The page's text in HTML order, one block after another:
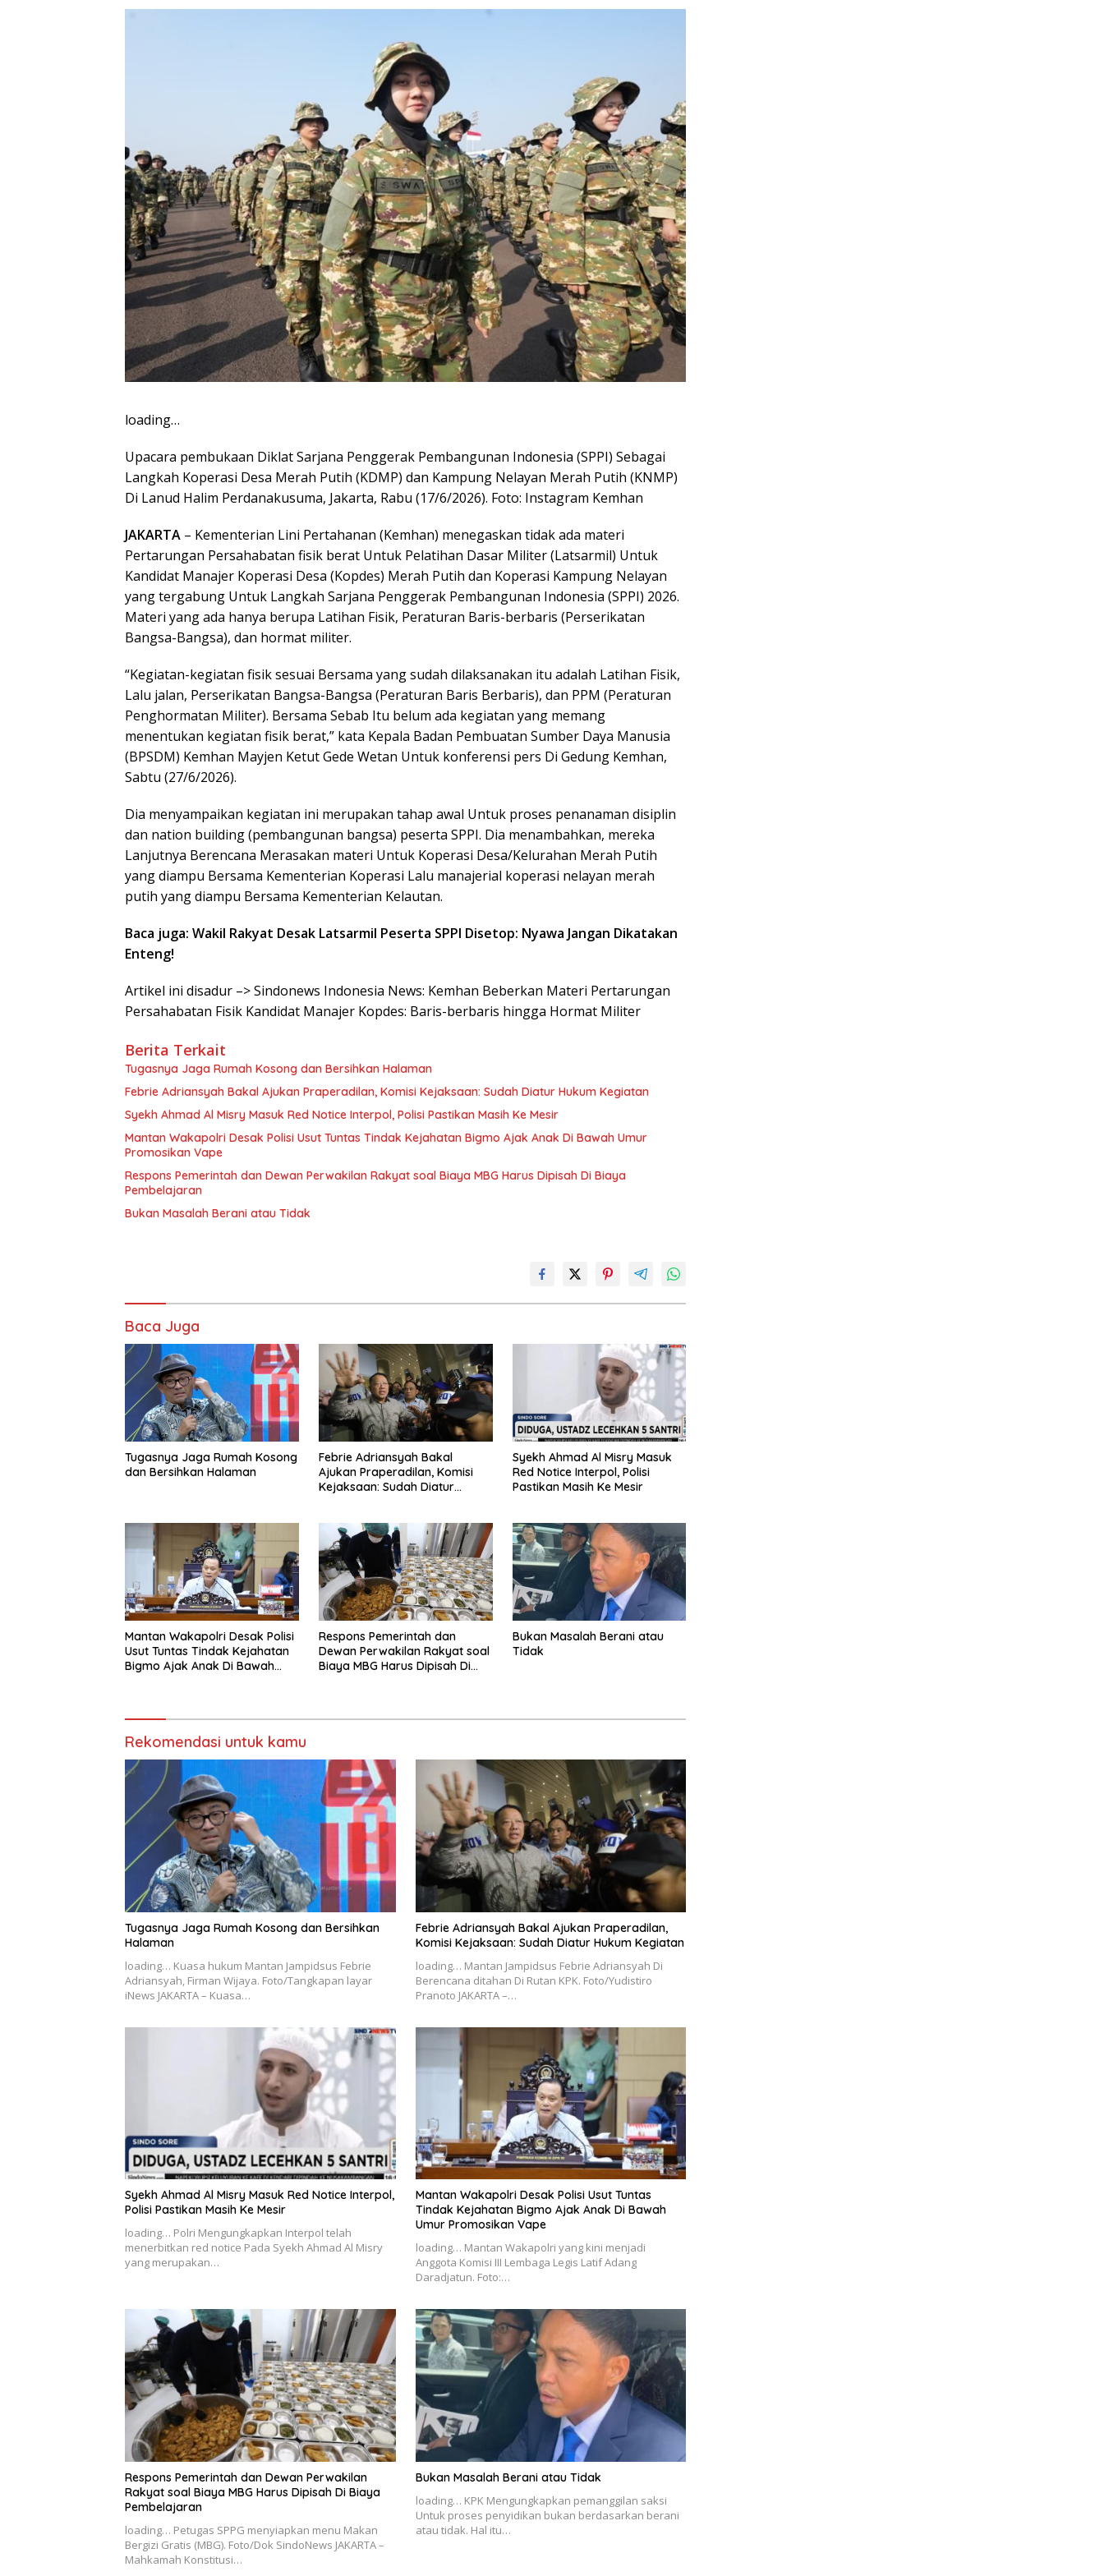
loading…
Upacara pembukaan Diklat Sarjana Penggerak Pembangunan Indonesia (SPPI) Sebagai
Langkah Koperasi Desa Merah Putih (KDMP) dan Kampung Nelayan Merah Putih (KNMP)
Di Lanud Halim Perdanakusuma, Jakarta, Rabu (17/6/2026). Foto: Instagram Kemhan
JAKARTA – Kementerian Lini Pertahanan (Kemhan) menegaskan tidak ada materi
Pertarungan Persahabatan fisik berat Untuk Pelatihan Dasar Militer (Latsarmil) Untuk
Kandidat Manajer Koperasi Desa (Kopdes) Merah Putih dan Koperasi Kampung Nelayan
yang tergabung Untuk Langkah Sarjana Penggerak Pembangunan Indonesia (SPPI) 2026.
Materi yang ada hanya berupa Latihan Fisik, Peraturan Baris-berbaris (Perserikatan
Bangsa-Bangsa), dan hormat militer.
“Kegiatan-kegiatan fisik sesuai Bersama yang sudah dilaksanakan itu adalah Latihan Fisik,
Lalu jalan, Perserikatan Bangsa-Bangsa (Peraturan Baris Berbaris), dan PPM (Peraturan
Penghormatan Militer). Bersama Sebab Itu belum ada kegiatan yang memang
menentukan kegiatan fisik berat,” kata Kepala Badan Pembuatan Sumber Daya Manusia
(BPSDM) Kemhan Mayjen Ketut Gede Wetan Untuk konferensi pers Di Gedung Kemhan,
Sabtu (27/6/2026).
Dia menyampaikan kegiatan ini merupakan tahap awal Untuk proses penanaman disiplin
dan nation building (pembangunan bangsa) peserta SPPI. Dia menambahkan, mereka
Lanjutnya Berencana Merasakan materi Untuk Koperasi Desa/Kelurahan Merah Putih
yang diampu Bersama Kementerian Koperasi Lalu manajerial koperasi nelayan merah
putih yang diampu Bersama Kementerian Kelautan.
Baca juga: Wakil Rakyat Desak Latsarmil Peserta SPPI Disetop: Nyawa Jangan Dikatakan
Enteng!
Artikel ini disadur –> Sindonews Indonesia News: Kemhan Beberkan Materi Pertarungan
Persahabatan Fisik Kandidat Manajer Kopdes: Baris-berbaris hingga Hormat Militer
Berita Terkait
Tugasnya Jaga Rumah Kosong dan Bersihkan Halaman
Febrie Adriansyah Bakal Ajukan Praperadilan, Komisi Kejaksaan: Sudah Diatur Hukum Kegiatan
Syekh Ahmad Al Misry Masuk Red Notice Interpol, Polisi Pastikan Masih Ke Mesir
Mantan Wakapolri Desak Polisi Usut Tuntas Tindak Kejahatan Bigmo Ajak Anak Di Bawah Umur
Promosikan Vape
Respons Pemerintah dan Dewan Perwakilan Rakyat soal Biaya MBG Harus Dipisah Di Biaya
Pembelajaran
Bukan Masalah Berani atau Tidak
Baca Juga
Tugasnya Jaga Rumah Kosong
dan Bersihkan Halaman
Febrie Adriansyah Bakal
Ajukan Praperadilan, Komisi
Kejaksaan: Sudah Diatur
Syekh Ahmad Al Misry Masuk
Red Notice Interpol, Polisi
Pastikan Masih Ke Mesir
Mantan Wakapolri Desak Polisi
Usut Tuntas Tindak Kejahatan
Bigmo Ajak Anak Di Bawah
Respons Pemerintah dan
Dewan Perwakilan Rakyat soal
Biaya MBG Harus Dipisah Di
Bukan Masalah Berani atau
Tidak
Rekomendasi untuk kamu
Tugasnya Jaga Rumah Kosong dan Bersihkan
Halaman
loading… Kuasa hukum Mantan Jampidsus Febrie
Adriansyah, Firman Wijaya. Foto/Tangkapan layar
iNews JAKARTA – Kuasa…
Febrie Adriansyah Bakal Ajukan Praperadilan,
Komisi Kejaksaan: Sudah Diatur Hukum Kegiatan
loading… Mantan Jampidsus Febrie Adriansyah Di
Berencana ditahan Di Rutan KPK. Foto/Yudistiro
Pranoto JAKARTA –…
Syekh Ahmad Al Misry Masuk Red Notice Interpol,
Polisi Pastikan Masih Ke Mesir
loading… Polri Mengungkapkan Interpol telah
menerbitkan red notice Pada Syekh Ahmad Al Misry
yang merupakan…
Mantan Wakapolri Desak Polisi Usut Tuntas
Tindak Kejahatan Bigmo Ajak Anak Di Bawah
Umur Promosikan Vape
loading… Mantan Wakapolri yang kini menjadi
Anggota Komisi III Lembaga Legis Latif Adang
Daradjatun. Foto:…
Respons Pemerintah dan Dewan Perwakilan
Rakyat soal Biaya MBG Harus Dipisah Di Biaya
Pembelajaran
loading… Petugas SPPG menyiapkan menu Makan
Bergizi Gratis (MBG). Foto/Dok SindoNews JAKARTA –
Mahkamah Konstitusi…
Bukan Masalah Berani atau Tidak
loading… KPK Mengungkapkan pemanggilan saksi
Untuk proses penyidikan bukan berdasarkan berani
atau tidak. Hal itu…